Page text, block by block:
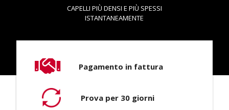
CAPELLI PIÙ DENSI E PIÙ SPESSI
ISTANTANEAMENTE
Pagamento in fattura
Prova per 30 giorni